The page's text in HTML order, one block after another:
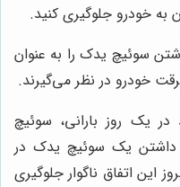
به خودرو جلوگیری کنید.
سوئیچ یدک را به عنوان
خودرو در نظر می‌گیرند.
در یک روز بارانی، سوئیچ
داشتن یک سوئیچ یدک در
این اتفاق ناگوار جلوگیری